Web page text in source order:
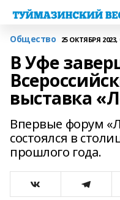
Общество 25 ОКТЯБРЯ 2023,
В Уфе
выставка
Впервые форум
состоялся в
прошлого года.